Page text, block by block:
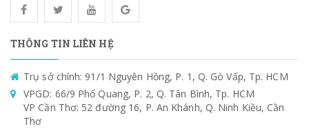
THÔNG TIN LIÊN HỆ
Trụ sở chính: 91/1 Nguyên Hồng, P. 1, Q. Gò Vấp, Tp. HCM
VPGD: 66/9 Phổ Quang, P. 2, Q. Tân Bình, Tp. HCM
VP Cần Thơ: 52 đường 16, P. An Khánh, Q. Ninh Kiều, Cần
Thơ